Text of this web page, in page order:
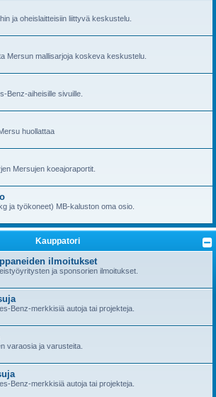
ja oheislaitteisiin liittyvä keskustelu.
Mersun mallisarjoja koskeva keskustelu.
Benz-aiheisille sivuille.
huollattaa
Mersujen koeajoraportit.
ja työkoneet) MB-kaluston oma osio.
Kauppatori
ilmoitukset
ja sponsorien ilmoitukset.
Benz-merkkisiä autoja tai projekteja.
varaosia ja varusteita.
Benz-merkkisiä autoja tai projekteja.